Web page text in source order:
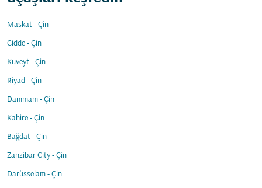
Maskat - Çin
Cidde - Çin
Kuveyt - Çin
Riyad - Çin
Dammam - Çin
Kahire - Çin
Bağdat - Çin
Zanzibar City - Çin
Darüsselam - Çin